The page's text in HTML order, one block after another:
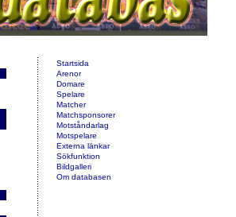
Startsida
Arenor
Domare
Spelare
Matcher
Matchsponsorer
Motståndarlag
Motspelare
Externa länkar
Sökfunktion
Bildgalleri
Om databasen